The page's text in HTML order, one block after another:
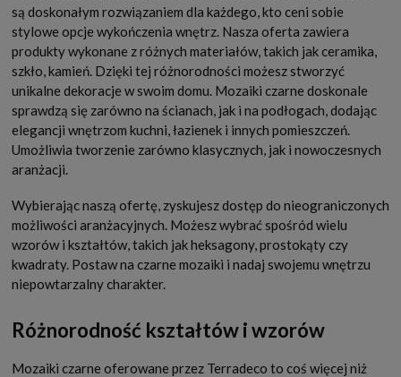
są doskonałym rozwiązaniem dla każdego, kto ceni sobie
stylowe opcje wykończenia wnętrz. Nasza oferta zawiera
produkty wykonane z różnych materiałów, takich jak ceramika,
szkło, kamień. Dzięki tej różnorodności możesz stworzyć
unikalne dekoracje w swoim domu. Mozaiki czarne doskonale
sprawdzą się zarówno na ścianach, jak i na podłogach, dodając
elegancji wnętrzom kuchni, łazienek i innych pomieszczeń.
Umożliwia tworzenie zarówno klasycznych, jak i nowoczesnych
aranżacji.
Wybierając naszą ofertę, zyskujesz dostęp do nieograniczonych
możliwości aranżacyjnych. Możesz wybrać spośród wielu
wzorów i kształtów, takich jak heksagony, prostokąty czy
kwadraty. Postaw na czarne mozaiki i nadaj swojemu wnętrzu
niepowtarzalny charakter.
Różnorodność kształtów i wzorów
Mozaiki czarne oferowane przez Terradeco to coś więcej niż